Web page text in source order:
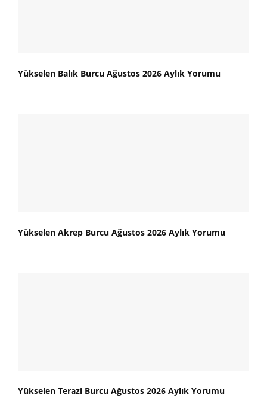
Yükselen Balık Burcu Ağustos 2026 Aylık Yorumu
Yükselen Akrep Burcu Ağustos 2026 Aylık Yorumu
Yükselen Terazi Burcu Ağustos 2026 Aylık Yorumu